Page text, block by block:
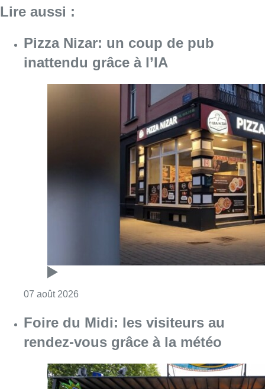
Lire aussi :
Pizza Nizar: un coup de pub
inattendu grâce à l’IA
07 août 2026
Foire du Midi: les visiteurs au
rendez-vous grâce à la météo